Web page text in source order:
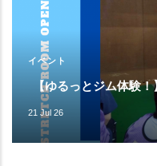
イベント
【ゆるっとジム体験！
21 Jul 26